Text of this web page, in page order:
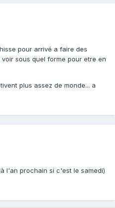
pour arrivé a faire des
sous quel forme pour etre en
plus assez de monde... a
l'an prochain si c'est le samedi)